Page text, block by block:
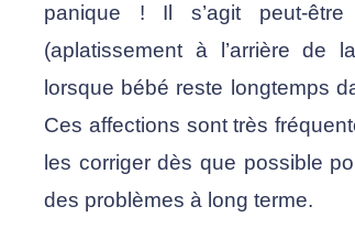
panique ! Il s’agit peut-être
(aplatissement à l’arrière de
lorsque bébé reste longtemps
Ces affections sont très
les corriger dès que possible
des problèmes à long terme.